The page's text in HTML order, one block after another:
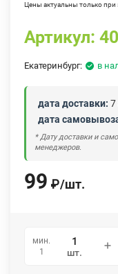
Цены актуальны только при
Артикул:
Екатеринбург: в
дата доставки: 7
дата
* Дату доставки и
менеджеров.
99 ₽/шт.
мин.
1
шт.